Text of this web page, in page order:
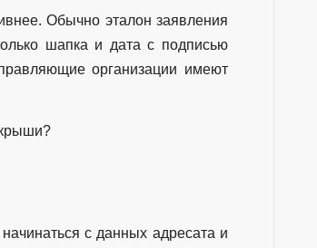
Обычно эталон заявления
шапка и дата с подписью
организации имеют
с данных адресата и